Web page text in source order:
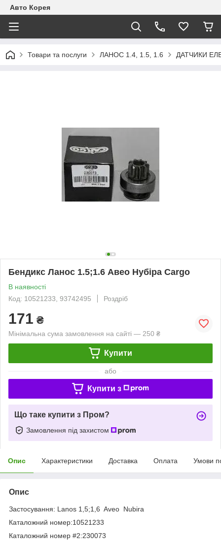
Авто Корея
Товари та послуги ЛАНОС 1.4, 1.5, 1.6 ДАТЧИКИ
Бендикс Ланос 1.5;1.6 Авео Нубіра Cargo
В наявності
Код: 10521233, 93742495
Роздріб
171 ₴
Мінімальна сума замовлення на сайті — 250 ₴
Купити
або
Купити з
Що таке купити з Пром?
Замовлення під захистом
Опис Характеристики Доставка Оплата Умови
Опис
Застосування: Lanos 1,5;1,6 Aveo Nubira
Каталожний номер:10521233
Каталожний номер #2:230073